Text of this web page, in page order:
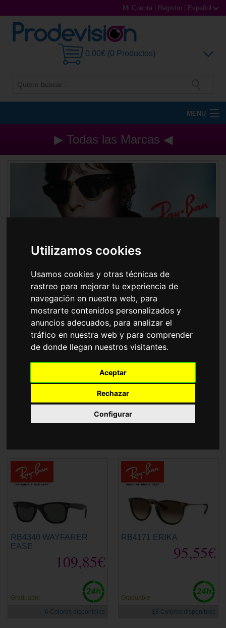
Utilizamos cookies
Usamos cookies y otras técnicas de
rastreo para mejorar tu experiencia de
navegación en nuestra web, para
mostrarte contenidos personalizados y
anuncios adecuados, para analizar el
tráfico en nuestra web y para comprender
de donde llegan nuestros visitantes.
Aceptar
Rechazar
Configurar
Mi Cuenta Registro Español
0,00€ (0 Productos)
MENU
Gafas de Sol
Gafas Graduadas
Gafas Deportivas
Lentillas
▶ Todas las Marcas ◀
Gafas de SolRay-Ban
Ordenar por
RB4940 WAYFARER
116,35€
RB2241 WAYFARER
WAY
116,35€
RB4340 WAYFARER
EASE
109,85€
Graduable
6 Colores disponibles
RB4171 ERIKA
95,55€
Graduable
18 Colores disponibles